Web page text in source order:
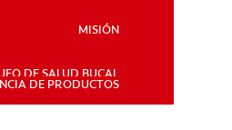
MISIÓN
DE SALUD BUCAL
DE PRODUCTOS